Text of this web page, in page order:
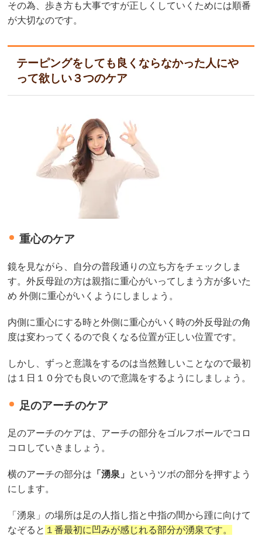
その為、歩き方も大事ですが正しくしていくためには順番
が大切なのです。
テーピングをしても良くならなかった人にや
って欲しい３つのケア
重心のケア
鏡を見ながら、自分の普段通りの立ち方をチェックしま
す。外反母趾の方は親指に重心がいってしまう方が多いた
め 外側に重心がいくようにしましょう。
内側に重心にする時と外側に重心がいく時の外反母趾の角
度は変わってくるので良くなる位置が正しい位置です。
しかし、ずっと意識をするのは当然難しいことなので最初
は１日１０分でも良いので意識をするようにしましょう。
足のアーチのケア
足のアーチのケアは、アーチの部分をゴルフボールでコロ
コロしていきましょう。
横のアーチの部分は 「湧泉」 というツボの部分を押すよう
にします。
「湧泉」の場所は足の人指し指と中指の間から踵に向けて
なぞると １番最初に凹みが感じれる部分が湧泉です。